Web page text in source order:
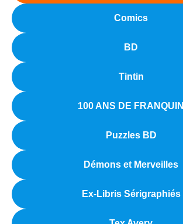
Comics
BD
Tintin
100 ANS DE FRANQUIN
Puzzles BD
Démons et Merveilles
Ex-Libris Sérigraphiés